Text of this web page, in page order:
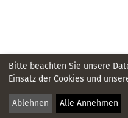
Bitte beachten Sie unsere
Einsatz der Cookies und
Ablehnen Alle Annehmen